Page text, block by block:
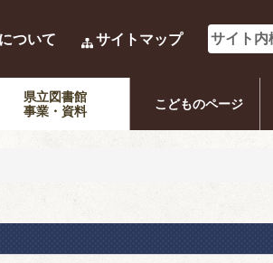
ついて サイトマップ
県立図書館
事業・資料
こどものページ